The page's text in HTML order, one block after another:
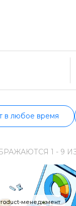
в любое время
1 - 9
менеджмент